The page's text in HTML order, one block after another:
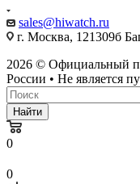
sales@hiwatch.ru
г. Москва, 121309б
2026 © Официальный
России • Не является
Найти
0
0